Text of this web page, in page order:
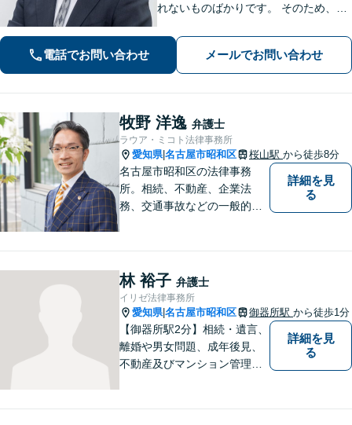
れないものばかりです。 そのため、な
からの対応を説明させていただきま
す。最善の解決策は何なのかを共に考
え、解決までサポートさせていただき
ます。
電話でお問い合わせ メールでお問い合わせ
牧野 洋逸 弁護士
ラウア・ミコト法律事務所
愛知県|名古屋市昭和区 桜山駅 から徒歩8分
名古屋市昭和区の法律事務
所。相続、不動産、企業法
務、交通事故などの一般的な
料】【桜山駅より徒歩８分】
【駐車場あり】【オンライン
相談可】
詳細を見
る
林 裕子 弁護士
イリゼ法律事務所
愛知県|名古屋市昭和区 御器所駅 から徒歩1分
【御器所駅2分】相続・遺言、
離婚や男女問題、成年後見、
不動産及びマンション管理な
詳細を見
る